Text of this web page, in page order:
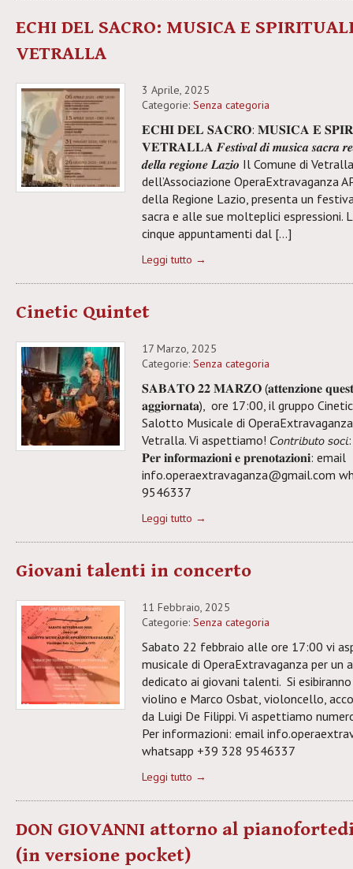
ECHI DEL SACRO: MUSICA E
VETRALLA
3 Aprile, 2025
Categorie: Senza categoria
𝐄𝐂𝐇𝐈 𝐃𝐄𝐋 𝐒𝐀𝐂𝐑𝐎: 𝐌𝐔𝐒𝐈𝐂𝐀 𝐄
𝐕𝐄𝐓𝐑𝐀𝐋𝐋𝐀 𝑭𝒆𝒔𝒕𝒊𝒗𝒂𝒍 𝒅𝒊 𝒎𝒖𝒔𝒊𝒄𝒂 𝒔𝒂𝒄𝒓𝒂
𝒅𝒆𝒍𝒍𝒂 𝒓𝒆𝒈𝒊𝒐𝒏𝒆 𝑳𝒂𝒛𝒊𝒐 Il Comune di
dell’Associazione OperaExtravaganza
della Regione Lazio, presenta un
sacra e alle sue molteplici espressioni.
cinque appuntamenti dal […]
Leggi tutto →
Cinetic Quintet
17 Marzo, 2025
Categorie: Senza categoria
𝐒𝐀𝐁𝐀𝐓𝐎 𝟐𝟐 𝐌𝐀𝐑𝐙𝐎 (𝐚𝐭𝐭𝐞𝐧𝐳𝐢𝐨𝐧𝐞
𝐚𝐠𝐠𝐢𝐨𝐫𝐧𝐚𝐭𝐚), ore 17:00, il gruppo
Salotto Musicale di
Vetralla. Vi aspettiamo! 𝘊𝘰𝘯𝘵𝘳𝘪𝘣𝘶𝘵𝘰 𝘴𝘰𝘤𝘪:
𝐏𝐞𝐫 𝐢𝐧𝐟𝐨𝐫𝐦𝐚𝐳𝐢𝐨𝐧𝐢 𝐞 𝐩𝐫𝐞𝐧𝐨𝐭𝐚𝐳𝐢𝐨𝐧𝐢: email
info.operaextravaganza@gmail.com
9546337
Leggi tutto →
Giovani talenti in concerto
11 Febbraio, 2025
Categorie: Senza categoria
Sabato 22 febbraio alle ore 17:00 vi
musicale di OperaExtravaganza per un
dedicato ai giovani talenti. Si esibiranno
violino e Marco Osbat, violoncello,
da Luigi De Filippi. Vi aspettiamo
Per informazioni: email
whatsapp +39 328 9546337
Leggi tutto →
DON GIOVANNI attorno al
(in versione pocket)